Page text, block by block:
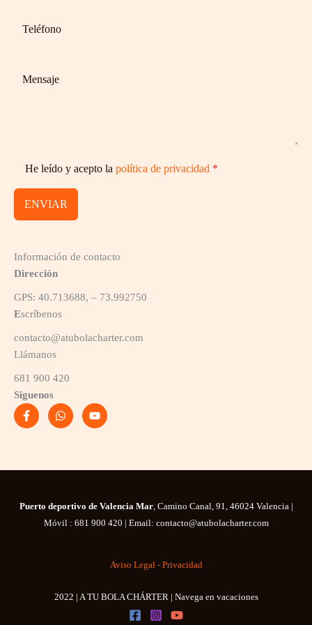
He leído y acepto la política de privacidad *
ENVIAR
Información de contacto
Dirección
GPS: 40.713688, – 73.992750
Escríbenos
contacto@atubolacharter.com
Llámanos
681 900 420
Siguenos
Puerto deportivo de Valencia Mar, Camino Canal, 91, 46024 Valencia |
Móvil : 681 900 420 | Email: contacto@atubolacharter.com
Aviso Legal - Privacidad
2022 | A TU BOLA CHÁRTER | Navega en vacaciones